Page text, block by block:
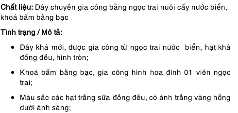
là:
tại
Chất liệu: Dây chuyền gia công bằng ngọc trai nuôi cấy nước biển,
khoá bấm bằng bạc
Tình trạng / Mô tả:
Dây khá mới, được gia công từ ngọc trai nước biển, hạt khá
đồng đều, hình tròn;
Khoá bấm bằng bạc, gia công hình hoa đính 01 viên ngọc
trai;
Màu sắc các hạt trắng sữa đồng đều, có ánh trắng vàng hồng
dưới ánh sáng;